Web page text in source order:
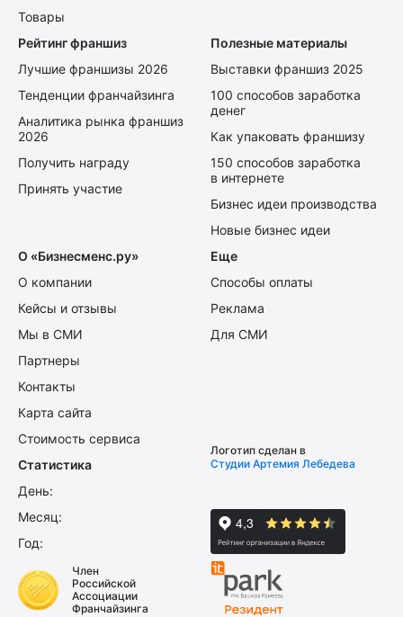
Товары
Рейтинг франшиз
Лучшие франшизы 2026
Тенденции франчайзинга
Аналитика рынка франшиз
2026
Получить награду
Принять участие
Полезные материалы
Выставки франшиз 2025
100 способов заработка
денег
Как упаковать франшизу
150 способов заработка
в интернете
Бизнес идеи производства
Новые бизнес идеи
О «Бизнесменс.ру»
О компании
Кейсы и отзывы
Мы в СМИ
Партнеры
Контакты
Карта сайта
Стоимость сервиса
Еще
Способы оплаты
Реклама
Для СМИ
Статистика
День:
Месяц:
Год:
Логотип сделан в
Студии Артемия Лебедева
Член
Российской
Ассоциации
Франчайзинга